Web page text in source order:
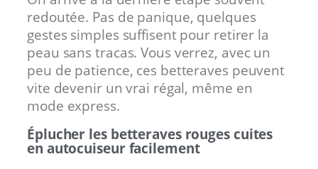
redoutée. Pas de panique, quelques
gestes simples suffisent pour retirer la
peau sans tracas. Vous verrez, avec un
peu de patience, ces betteraves peuvent
vite devenir un vrai régal, même en
mode express.
Éplucher les betteraves rouges cuites
en autocuiseur facilement